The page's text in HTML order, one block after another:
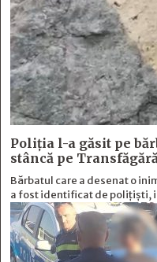
Poliția l-a găsit pe
stâncă pe
Bărbatul care a desenat o
a fost identificat de polițiști,